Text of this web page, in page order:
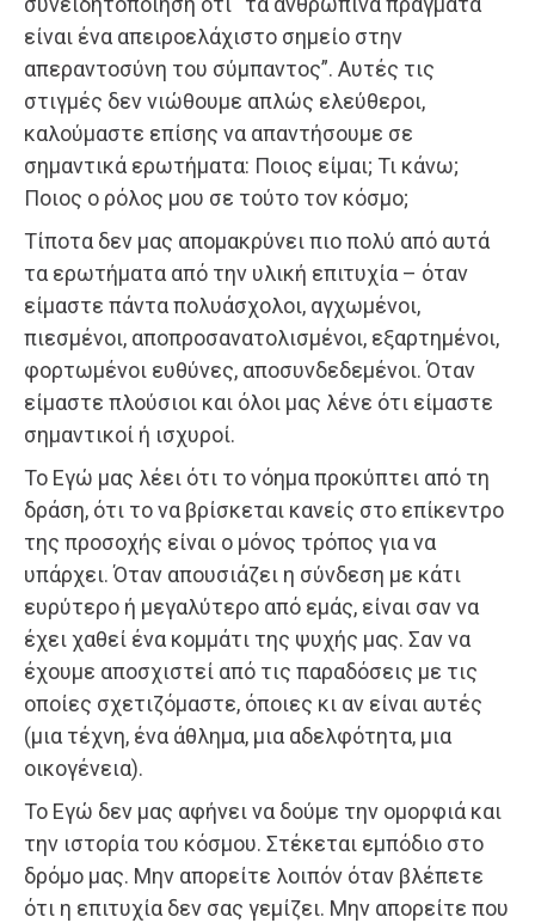
είναι ένα απειροελάχιστο σημείο στην
απεραντοσύνη του σύμπαντος”. Αυτές τις
στιγμές δεν νιώθουμε απλώς ελεύθεροι,
καλούμαστε επίσης να απαντήσουμε σε
σημαντικά ερωτήματα: Ποιος είμαι; Τι κάνω;
Ποιος ο ρόλος μου σε τούτο τον κόσμο;
Τίποτα δεν μας απομακρύνει πιο πολύ από αυτά
τα ερωτήματα από την υλική επιτυχία – όταν
είμαστε πάντα πολυάσχολοι, αγχωμένοι,
πιεσμένοι, αποπροσανατολισμένοι, εξαρτημένοι,
φορτωμένοι ευθύνες, αποσυνδεδεμένοι. Όταν
είμαστε πλούσιοι και όλοι μας λένε ότι είμαστε
σημαντικοί ή ισχυροί.
Το Εγώ μας λέει ότι το νόημα προκύπτει από τη
δράση, ότι το να βρίσκεται κανείς στο επίκεντρο
της προσοχής είναι ο μόνος τρόπος για να
υπάρχει. Όταν απουσιάζει η σύνδεση με κάτι
ευρύτερο ή μεγαλύτερο από εμάς, είναι σαν να
έχει χαθεί ένα κομμάτι της ψυχής μας. Σαν να
έχουμε αποσχιστεί από τις παραδόσεις με τις
οποίες σχετιζόμαστε, όποιες κι αν είναι αυτές
(μια τέχνη, ένα άθλημα, μια αδελφότητα, μια
οικογένεια).
Το Εγώ δεν μας αφήνει να δούμε την ομορφιά και
την ιστορία του κόσμου. Στέκεται εμπόδιο στο
δρόμο μας. Μην απορείτε λοιπόν όταν βλέπετε
ότι η επιτυχία δεν σας γεμίζει. Μην απορείτε που